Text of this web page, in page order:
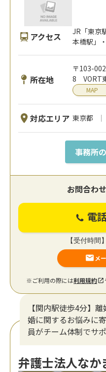
アクセス
JR「東京
本橋駅」
所在地
〒103-
8 VORT
MAP
対応エリア 東京都
事務所
お問合わ
電
【受付時
メ
※ご利用の際には利用規約
【関内駅徒歩4分】
婚に関するお悩みに
員がチーム体制でサ
弁護士法人なか